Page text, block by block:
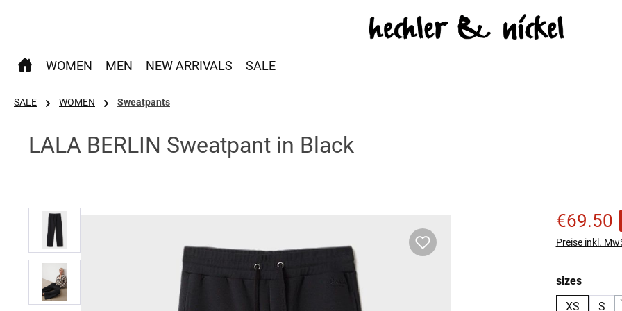
WOMEN MEN NEW ARRIVALS SALE
SALE WOMEN Sweatpants
LALA BERLIN Sweatpant in Black
Bildergalerie überspringen Verkaufspreis:
€69.50
Preise inkl.
sizes
XS
S